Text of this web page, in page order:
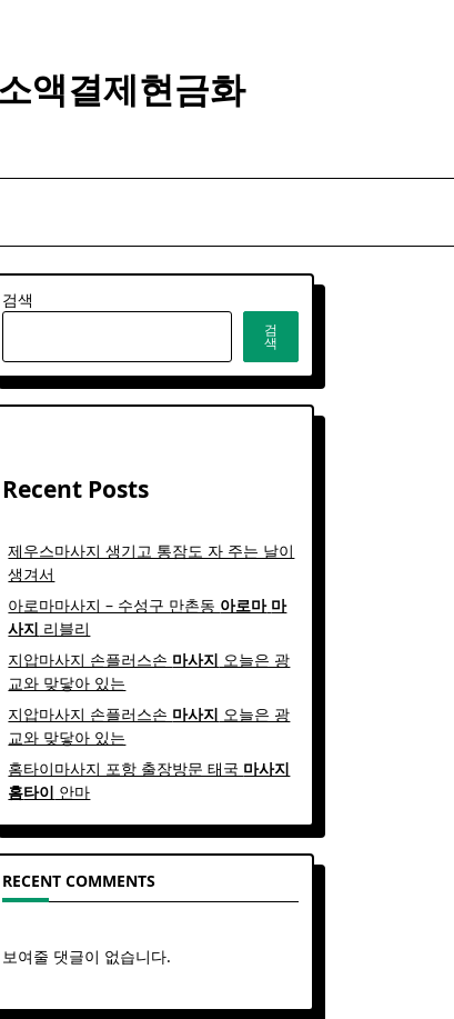
액결제현금화
검색
검
색
Recent Posts
제우스마사지 생기고 통잠도 자 주는 날이
생겨서
아로마마사지 – 수성구 만촌동 아로마 마
사지 리블리
지압마사지 손플러스손 마사지 오늘은 광
교와 맞닿아 있는
지압마사지 손플러스손 마사지 오늘은 광
교와 맞닿아 있는
홈타이마사지 포항 출장방문 태국 마사지
홈타이 안마​
RECENT COMMENTS
보여줄 댓글이 없습니다.